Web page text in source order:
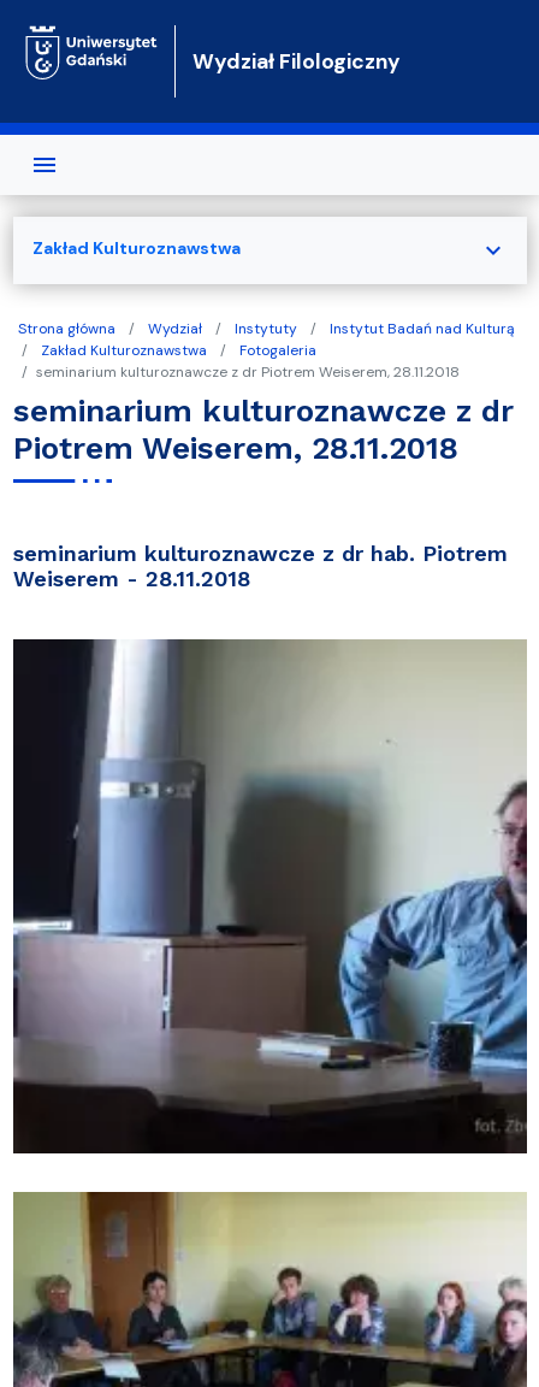
Wydział Filologiczny
Strona główna Wydział Instytuty
Instytut Badań nad Kulturą
Zakład Kulturoznawstwa
Fotogaleria
seminarium kulturoznawcze z dr Piotrem Weiserem, 28.11.2018
seminarium kulturoznawcze z dr
Piotrem Weiserem, 28.11.2018
seminarium kulturoznawcze z dr hab. Piotrem
Weiserem - 28.11.2018
Zakład Kulturoznawstwa expand_more